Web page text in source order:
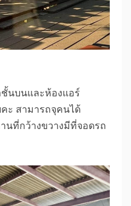
นบนและห้องแอร์
คะ สามารถจุคนได้
นที่กว้างขวางมีที่จอดรถ